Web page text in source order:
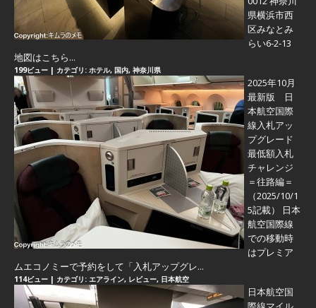
県横浜市西
区みなとみ
らい6-2-13
地図はこちら...
199ビュー | カテゴリ: ホテル, 国内, 神奈川県
2025年10月
最新版 日
本航空国際
線入札アッ
プグレード
最低額入札
チャレンジ
＝往路編＝
（2025/10/1
5記載） 日本
航空国際線
での移動時
はプレミア
ムエコノミーで予約をして「入札アップグレ...
114ビュー | カテゴリ: エアライン, レビュー, 日本航空
日本航空国